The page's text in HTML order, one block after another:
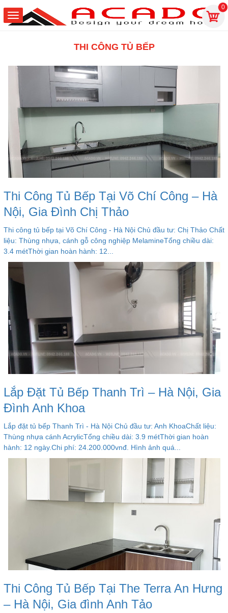
0
THI CÔNG TỦ BẾP
Thi Công Tủ Bếp Tại Võ Chí Công – Hà
Nội, Gia Đình Chị Thảo
Thi công tủ bếp tại Võ Chí Công - Hà Nội Chủ đầu tư: Chị Thảo Chất
liệu: Thùng nhựa, cánh gỗ công nghiệp MelamineTổng chiều dài:
3.4 métThời gian hoàn hành: 12...
Lắp Đặt Tủ Bếp Thanh Trì – Hà Nội, Gia
Đình Anh Khoa
Lắp đặt tủ bếp Thanh Trì - Hà Nội Chủ đầu tư: Anh KhoaChất liệu:
Thùng nhựa cánh AcrylicTổng chiều dài: 3.9 métThời gian hoàn
hành: 12 ngày.Chi phí: 24.200.000vnđ. Hình ảnh quá...
Thi Công Tủ Bếp Tại The Terra An Hưng
– Hà Nội, Gia đình Anh Tảo